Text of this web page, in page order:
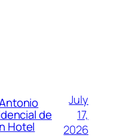
de
Hotel
July
17,
2026